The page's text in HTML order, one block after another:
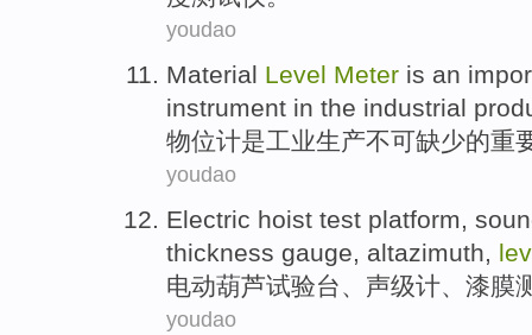
youdao
Material Level Meter is an
instrument in the industrial
物位计是工业生产不可缺少的重
youdao
Electric hoist test platform,
thickness gauge, altazimuth,
电动葫芦试验台、 声级计、 漆膜
youdao